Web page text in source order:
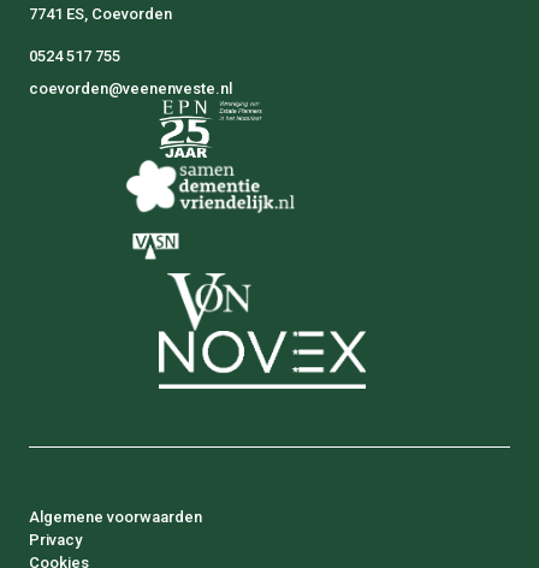
7741 ES, Coevorden
0524 517 755
coevorden@veenenveste.nl
Algemene voorwaarden
Privacy
Cookies